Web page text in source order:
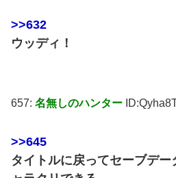
>>632
ウッディ！
657: 名無しのハンター
>>645
タイトルに戻ってセーブデ